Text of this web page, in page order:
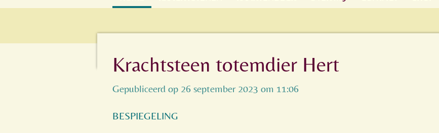
Krachtsteen totemdier Hert
Gepubliceerd op 26 september 2023 om 11:06
BESPIEGELING